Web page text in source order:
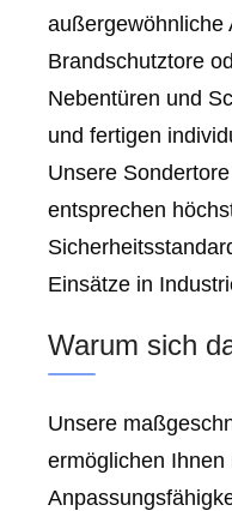
außergewöhnliche
Brandschutztore
Nebentüren und
und fertigen
Unsere
entsprechen
Einsätze in
Warum sich
Unsere
ermöglichen Ihnen